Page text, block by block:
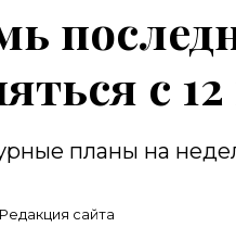
с
планы на
Редакция сайта